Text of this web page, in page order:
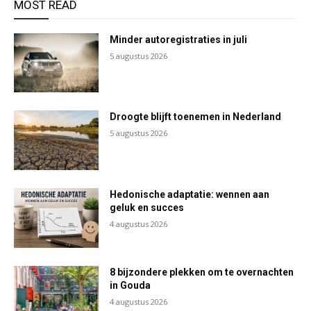
MOST READ
Minder autoregistraties in juli
5 augustus 2026
Droogte blijft toenemen in Nederland
5 augustus 2026
Hedonische adaptatie: wennen aan
geluk en succes
4 augustus 2026
8 bijzondere plekken om te overnachten
in Gouda
4 augustus 2026